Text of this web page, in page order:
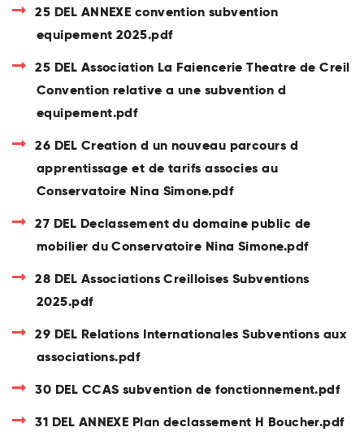
25 DEL ANNEXE convention subvention
equipement 2025.pdf
25 DEL Association La Faiencerie Theatre de Creil
Convention relative a une subvention d
equipement.pdf
26 DEL Creation d un nouveau parcours d
apprentissage et de tarifs associes au
Conservatoire Nina Simone.pdf
27 DEL Declassement du domaine public de
mobilier du Conservatoire Nina Simone.pdf
28 DEL Associations Creilloises Subventions
2025.pdf
29 DEL Relations Internationales Subventions aux
associations.pdf
30 DEL CCAS subvention de fonctionnement.pdf
31 DEL ANNEXE Plan declassement H Boucher.pdf